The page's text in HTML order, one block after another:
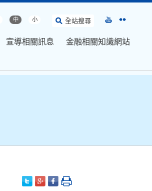
中 小 全站搜尋
宣導相關訊息 金融相關知識網站